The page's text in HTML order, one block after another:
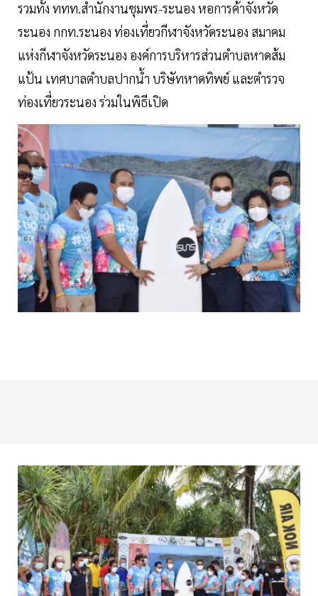
รวมทั้ง ททท.สำนักงานชุมพร-ระนอง หอการค้าจังหวัด
ระนอง กกท.ระนอง ท่องเที่ยวกีฬาจังหวัดระนอง สมาคม
แห่งกีฬาจังหวัดระนอง องค์การบริหารส่วนตำบลหาดส้ม
แป้น เทศบาลตำบลปากน้ำ บริษัทหาดทิพย์ และตำรวจ
ท่องเที่ยวระนอง ร่วมในพิธีเปิด